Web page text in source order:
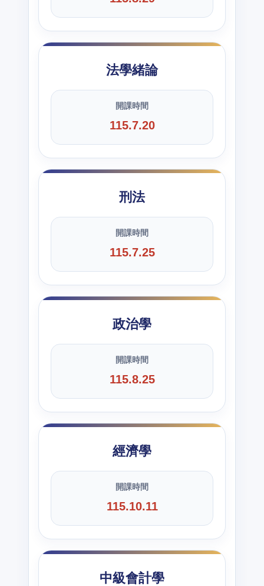
法學緒論
開課時間
115.7.20
刑法
開課時間
115.7.25
政治學
開課時間
115.8.25
經濟學
開課時間
115.10.11
中級會計學